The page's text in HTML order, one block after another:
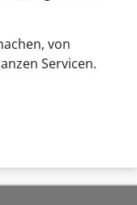
von
Servicen.